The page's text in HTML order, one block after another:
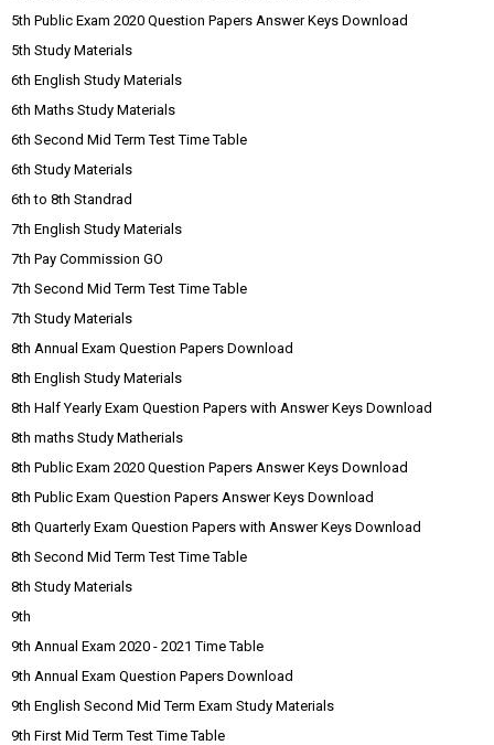
5th Public Exam 2020 Question Papers Answer Keys Download
5th Study Materials
6th English Study Materials
6th Maths Study Materials
6th Second Mid Term Test Time Table
6th Study Materials
6th to 8th Standrad
7th English Study Materials
7th Pay Commission GO
7th Second Mid Term Test Time Table
7th Study Materials
8th Annual Exam Question Papers Download
8th English Study Materials
8th Half Yearly Exam Question Papers with Answer Keys Download
8th maths Study Matherials
8th Public Exam 2020 Question Papers Answer Keys Download
8th Public Exam Question Papers Answer Keys Download
8th Quarterly Exam Question Papers with Answer Keys Download
8th Second Mid Term Test Time Table
8th Study Materials
9th
9th Annual Exam 2020 - 2021 Time Table
9th Annual Exam Question Papers Download
9th English Second Mid Term Exam Study Materials
9th First Mid Term Test Time Table